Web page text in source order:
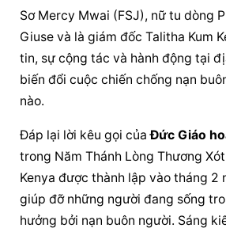
Sơ Mercy Mwai (FSJ), nữ tu dòng
Giuse và là giám đốc Talitha Kum
tin, sự cộng tác và hành động tại
biến đổi cuộc chiến chống nạn
nào.
Đáp lại lời kêu gọi của Đức Giáo
trong Năm Thánh Lòng Thương
Kenya được thành lập vào tháng 2
giúp đỡ những người đang sống
hưởng bởi nạn buôn người. Sáng